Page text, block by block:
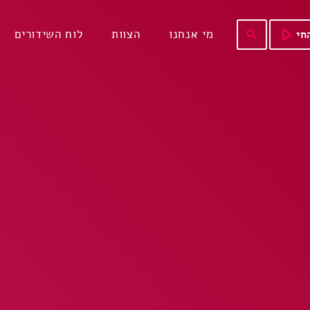
לוח השידורים הצוות מי אנחנו search play_arrow